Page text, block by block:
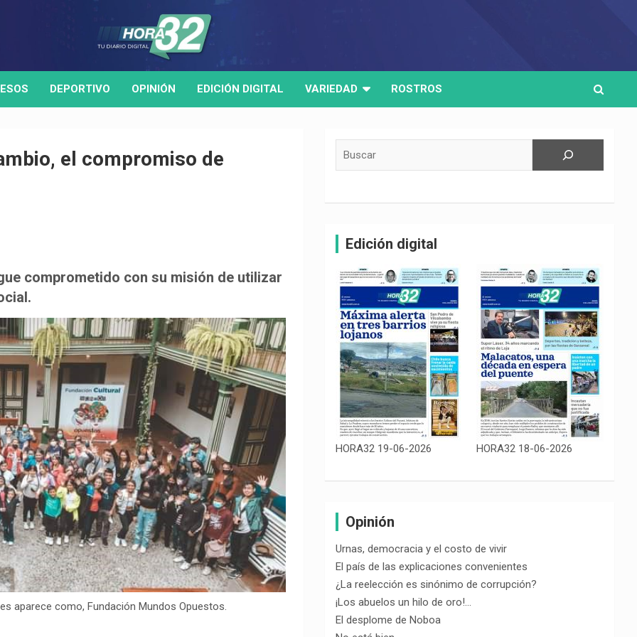
DEPORTIVO OPINIÓN EDICIÓN DIGITAL VARIEDAD ROSTROS
el compromiso de
comprometido con su misión de utilizar
aparece como, Fundación Mundos Opuestos.
Edición digital
HORA32 19-06-2026 HORA32 18-06-2026
Opinión
Urnas, democracia y el costo de vivir
El país de las explicaciones convenientes
¿La reelección es sinónimo de corrupción?
¡Los abuelos un hilo de oro!…
El desplome de Noboa